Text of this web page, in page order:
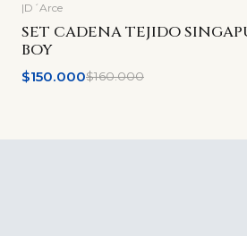
-6% OFF
|D´Arce
SET CADENA TEJIDO
BOY
$150.000$160.000